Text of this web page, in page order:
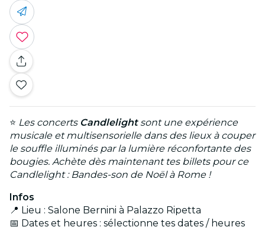
⭐ Les concerts Candlelightsont une expérience
musicale et multisensorielle dans des lieux à couper
le souffle illuminés par la lumière réconfortante des
bougies. Achète dès maintenant tes billets pour ce
Candlelight : Bandes-son de Noël à Rome !
Infos
📍 Lieu : Salone Bernini à Palazzo Ripetta
📅 Dates et heures : sélectionne tes dates / heures